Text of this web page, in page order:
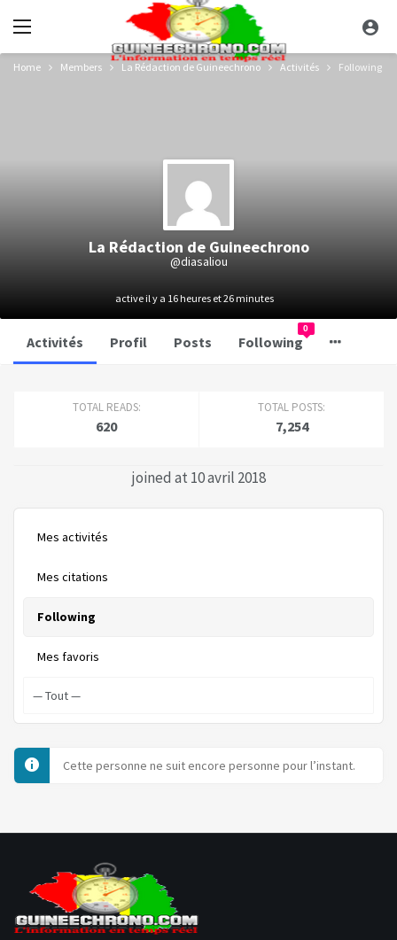
Home Members La Rédaction de Guineechrono Activités Following
La Rédaction de Guineechrono
@diasaliou
active il y a 16 heures et 26 minutes
Activités Profil Posts Following
0
TOTAL READS:
620
TOTAL POSTS:
7,254
joined at 10 avril 2018
Mes activités
Mes citations
Following
Mes favoris
Cette personne ne suit encore personne pour l’instant.